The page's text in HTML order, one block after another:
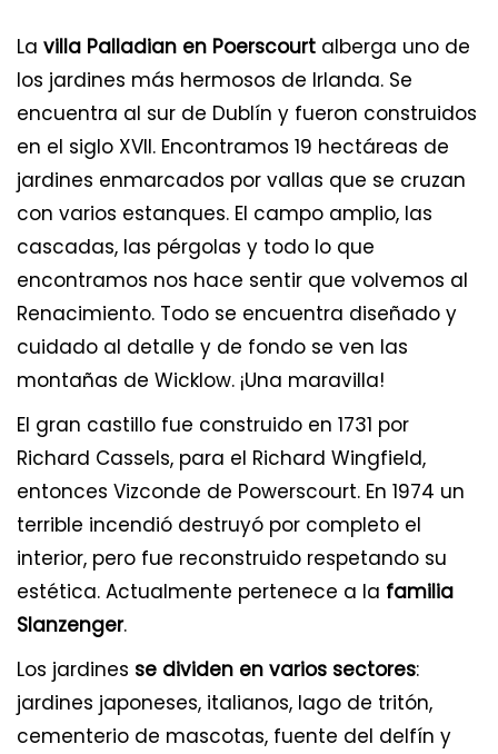
La villa Palladian en Poerscourt alberga uno de
los jardines más hermosos de Irlanda. Se
encuentra al sur de Dublín y fueron construidos
en el siglo XVII. Encontramos 19 hectáreas de
jardines enmarcados por vallas que se cruzan
con varios estanques. El campo amplio, las
cascadas, las pérgolas y todo lo que
encontramos nos hace sentir que volvemos al
Renacimiento. Todo se encuentra diseñado y
cuidado al detalle y de fondo se ven las
montañas de Wicklow. ¡Una maravilla!
El gran castillo fue construido en 1731 por
Richard Cassels, para el Richard Wingfield,
entonces Vizconde de Powerscourt. En 1974 un
terrible incendió destruyó por completo el
interior, pero fue reconstruido respetando su
estética. Actualmente pertenece a la familia
Slanzenger.
Los jardines se dividen en varios sectores:
jardines japoneses, italianos, lago de tritón,
cementerio de mascotas, fuente del delfín y